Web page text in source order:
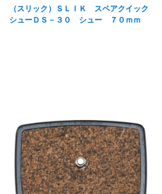
（スリック）ＳＬＩＫ スペアクイック
シューＤＳ－３０ シュー ７０ｍｍ